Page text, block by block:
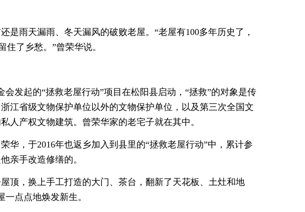
是雨天漏雨、冬天漏风的破败老屋。“老屋有100多年历史了，
住了乡愁。”曾荣华说。
会发起的“拯救老屋行动”项目在松阳县启动，“拯救”的对象是传
江省级文物保护单位以外的文物保护单位，以及第三次全国文
人产权文物建筑。曾荣华家的老宅子就在其中。
华，于2016年也返乡加入到县里的“拯救老屋行动”中，累计参
亲手改造修缮的。
顶，换上手工打造的大门、茶台，翻新了天花板、土灶和地
点点地焕发新生。